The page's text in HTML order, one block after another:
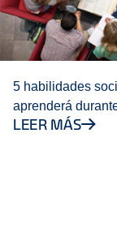
5 habilidades
aprenderá
LEER MÁS